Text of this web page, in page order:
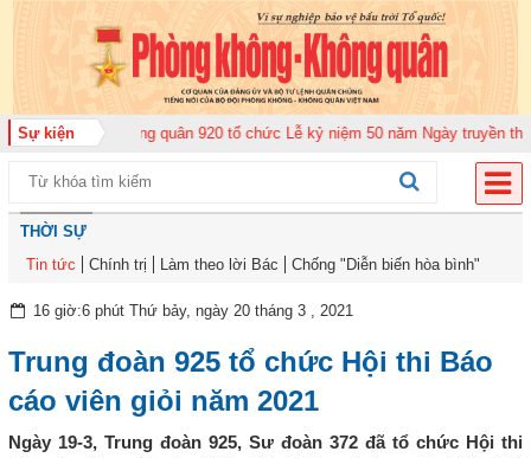
Sự kiện
đoàn Không quân 920 tổ chức Lễ kỷ niệm 50 năm Ngày truyền thống
THỜI SỰ
Tin tức
Chính trị Làm theo lời Bác Chống "Diễn biến hòa bình"
16 giờ:6 phút Thứ bảy, ngày 20 tháng 3 , 2021
Trung đoàn 925 tổ chức Hội thi Báo
cáo viên giỏi năm 2021
Ngày 19-3, Trung đoàn 925, Sư đoàn 372 đã tổ chức Hội thi